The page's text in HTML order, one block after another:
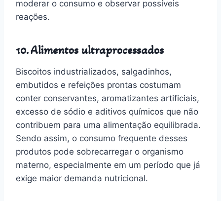
moderar o consumo e observar possíveis
reações.
10. Alimentos ultraprocessados
Biscoitos industrializados, salgadinhos,
embutidos e refeições prontas costumam
conter conservantes, aromatizantes artificiais,
excesso de sódio e aditivos químicos que não
contribuem para uma alimentação equilibrada.
Sendo assim, o consumo frequente desses
produtos pode sobrecarregar o organismo
materno, especialmente em um período que já
exige maior demanda nutricional.